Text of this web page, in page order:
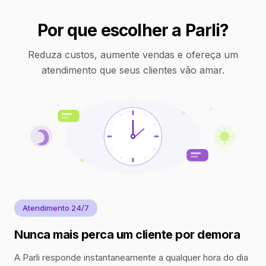
Por que escolher a Parli?
Reduza custos, aumente vendas e ofereça um
atendimento que seus clientes vão amar.
Atendimento 24/7
Nunca mais perca um cliente por demora
A Parli responde instantaneamente a qualquer hora do dia